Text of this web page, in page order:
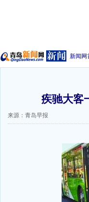
新闻网
疾驰大客
来源：青岛早报